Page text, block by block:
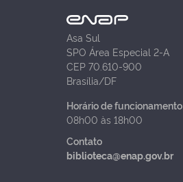
Asa Sul
SPO Área Especial 2-A
CEP 70.610-900
Brasília/DF
Horário de funcionamento
08h00 às 18h00
Contato
biblioteca@enap.gov.br